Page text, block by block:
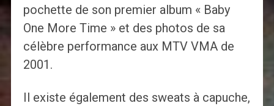
pochette de son premier album « Baby
One More Time » et des photos de sa
célèbre performance aux MTV VMA de
2001.
Il existe également des sweats à capuche,